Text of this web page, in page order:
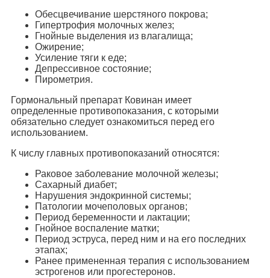
Обесцвечивание шерстяного покрова;
Гипертрофия молочных желез;
Гнойные выделения из влагалища;
Ожирение;
Усиление тяги к еде;
Депрессивное состояние;
Пирометрия.
Гормональный препарат Ковинан имеет
определенные противопоказания, с которыми
обязательно следует ознакомиться перед его
использованием.
К числу главных противопоказаний относятся:
Раковое заболевание молочной железы;
Сахарный диабет;
Нарушения эндокринной системы;
Патологии мочеполовых органов;
Период беременности и лактации;
Гнойное воспаление матки;
Период эструса, перед ним и на его последних
этапах;
Ранее примененная терапия с использованием
эстрогенов или прогестеронов.